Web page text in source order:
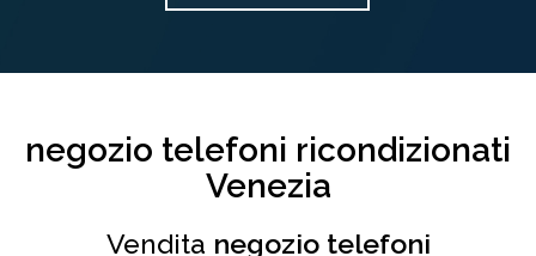
negozio telefoni ricondizionati
Venezia
Vendita negozio telefoni